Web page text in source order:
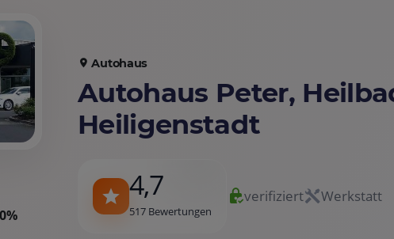
Autohaus
Autohaus Peter,
Heiligenstadt
4,7
517 Bewertungen
verifiziert Werkstatt